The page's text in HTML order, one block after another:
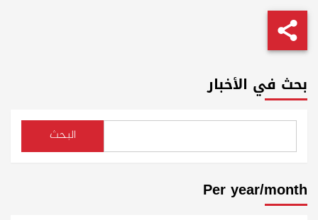
بحث في الأخبار
البحث
Per year/month